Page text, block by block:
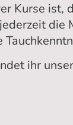
Kurse ist,
ihr